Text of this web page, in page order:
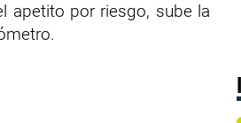
apetito por riesgo, sube la